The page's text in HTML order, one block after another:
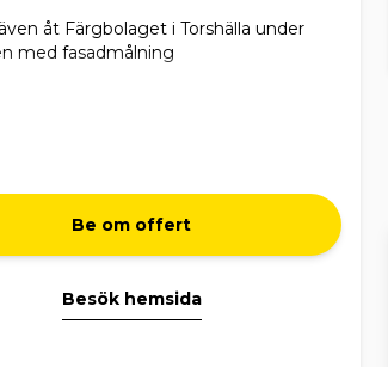
åt Färgbolaget i Torshälla under
med fasadmålning
Be om offert
Besök hemsida